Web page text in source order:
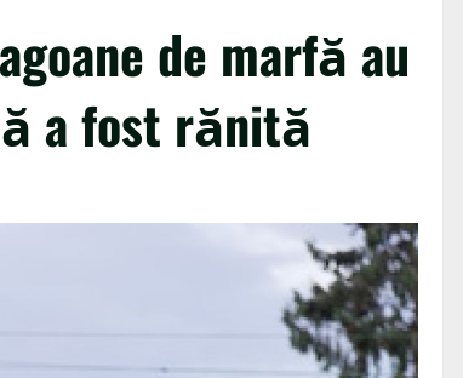
de marfă au
a fost rănită